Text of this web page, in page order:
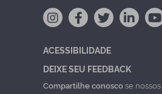
ACESSIBILIDADE
DEIXE SEU FEEDBACK
Compartilhe conoscose